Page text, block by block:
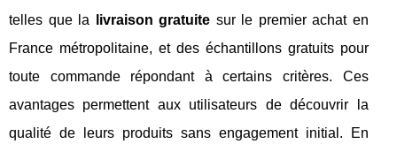
telles que la
livraison gratuite sur le premier achat en
France métropolitaine, et des échantillons gratuits pour
toute commande répondant à certains critères. Ces
avantages permettent aux utilisateurs de découvrir la
qualité de leurs produits sans engagement initial. En